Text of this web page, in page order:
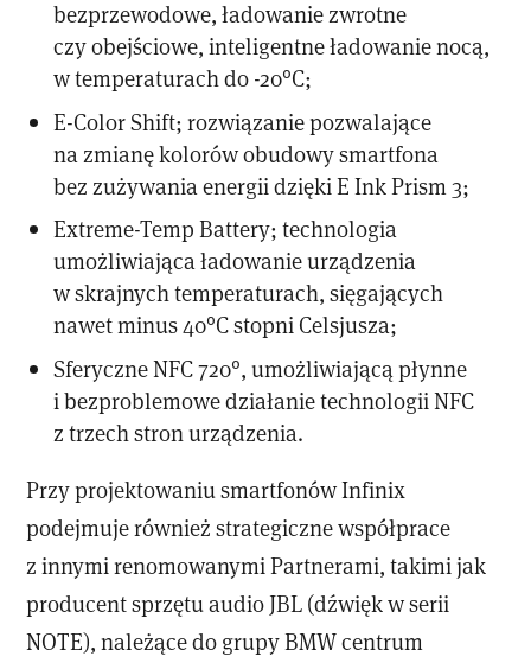
bezprzewodowe, ładowanie zwrotne
czy obejściowe, inteligentne ładowanie nocą,
w temperaturach do -20°C;
E-Color Shift; rozwiązanie pozwalające
na zmianę kolorów obudowy smartfona
bez zużywania energii dzięki E Ink Prism 3;
Extreme-Temp Battery; technologia
umożliwiająca ładowanie urządzenia
w skrajnych temperaturach, sięgających
nawet minus 40°C stopni Celsjusza;
Sferyczne NFC 720°, umożliwiającą płynne
i bezproblemowe działanie technologii NFC
z trzech stron urządzenia.
Przy projektowaniu smartfonów Infinix
podejmuje również strategiczne współprace
z innymi renomowanymi Partnerami, takimi jak
producent sprzętu audio JBL (dźwięk w serii
NOTE), należące do grupy BMW centrum